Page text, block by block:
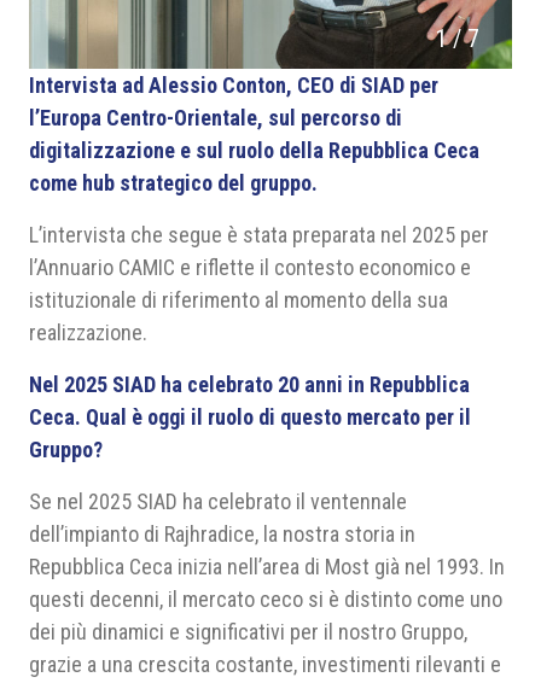
1/7
Intervista ad Alessio Conton, CEO di SIAD per
l’Europa Centro-Orientale, sul percorso di
digitalizzazione e sul ruolo della Repubblica Ceca
come hub strategico del gruppo.
L’intervista che segue è stata preparata nel 2025 per
l’Annuario CAMIC e riflette il contesto economico e
istituzionale di riferimento al momento della sua
realizzazione.
Nel 2025 SIAD ha celebrato 20 anni in Repubblica
Ceca. Qual è oggi il ruolo di questo mercato per il
Gruppo?
Se nel 2025 SIAD ha celebrato il ventennale
dell’impianto di Rajhradice, la nostra storia in
Repubblica Ceca inizia nell’area di Most già nel 1993. In
questi decenni, il mercato ceco si è distinto come uno
dei più dinamici e significativi per il nostro Gruppo,
grazie a una crescita costante, investimenti rilevanti e